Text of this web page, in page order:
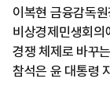
이복현 금융감독
비상경제민생회
경쟁 체제로 바꾸
참석은 윤 대통령